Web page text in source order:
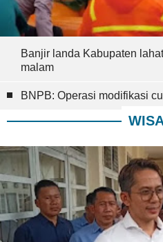
Banjir landa Kabupaten
malam
BNPB: Operasi modifikasi